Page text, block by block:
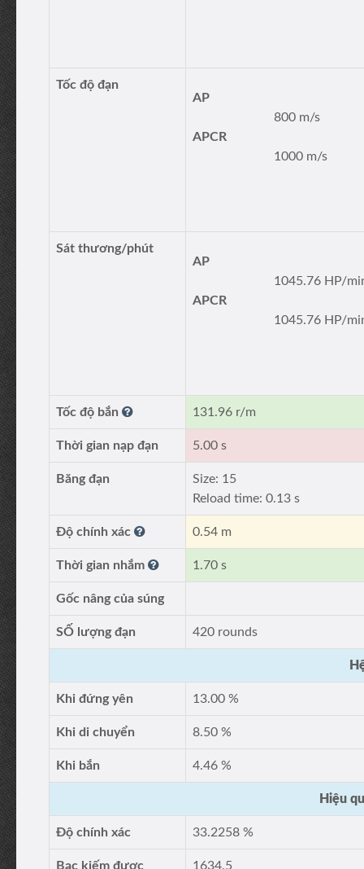
Tốc độ đạn
AP
800 m/s
APCR
1000 m/s
Sát thương/phút
AP
1045.76 HP/
APCR
1045.76 HP/
Tốc độ bắn 131.96 r/m
Thời gian nạp đạn 5.00 s
Băng đạn
Size: 15
Reload time: 0.13 s
Độ chính xác 0.54 m
Thời gian nhắm 1.70 s
Gốc nâng của súng
SỐ lượng đạn 420 rounds
Khi đứng yên 13.00 %
Khi di chuyển 8.50 %
Khi bắn 4.46 %
Hiệu
Độ chính xác 33.2258 %
Bạc kiếm được 1634.5